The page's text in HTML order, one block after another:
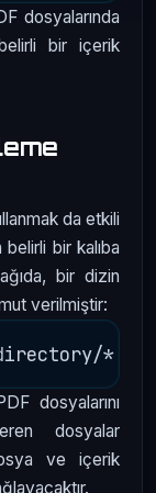
dosyalarında
bir içerik
da etkili
bir kalıba
bir dizin
verilmiştir:
dosyalarını
dosyalar
ve içerik